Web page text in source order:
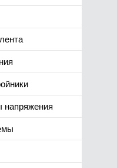
напряжения